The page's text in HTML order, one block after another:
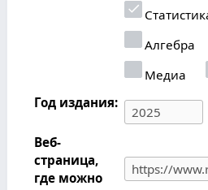
Алгебра
Медиа
Год издания:
Веб-
страница,
где можно